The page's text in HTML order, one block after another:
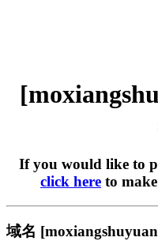
If you would like to
click here to
域名